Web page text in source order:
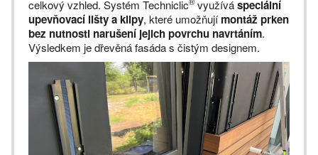
celkový vzhled. Systém Techniclic
využíváspeciální
upevňovací lišty a klipy, které umožňujímontáž prken
bez nutnosti narušení jejich povrchu navrtáním.
Výsledkem je dřevěná fasáda s čistým designem.